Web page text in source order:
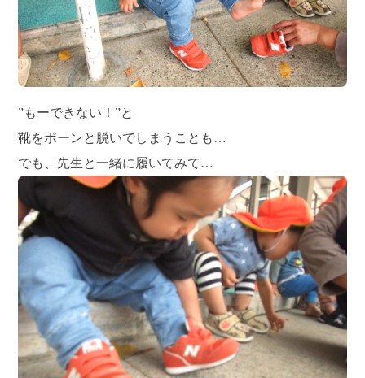
”もーできない！”と
靴をポーンと脱いでしまうことも…
でも、先生と一緒に履いてみて…